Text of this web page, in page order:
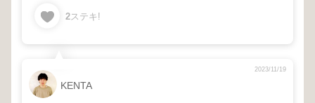
2ステキ!
KENTA
2023/11/19